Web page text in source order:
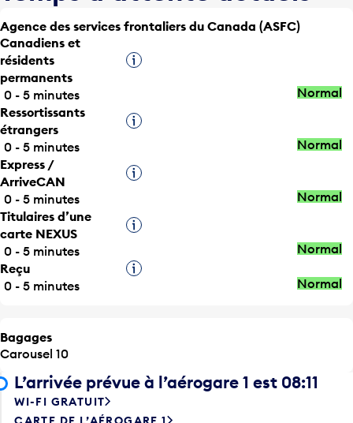
Agence des services frontaliers du Canada (ASFC)
Canadiens et
résidents
permanents
0 - 5 minutes
Ressortissants
étrangers
0 - 5 minutes
Express /
ArriveCAN
0 - 5 minutes
Titulaires d’une
carte NEXUS
0 - 5 minutes
Reçu
0 - 5 minutes
Carousel 10
L’arrivée prévue à l’aérogare 1 est 08:11
WI-FI GRATUIT
CARTE DE L’AÉROGARE 1